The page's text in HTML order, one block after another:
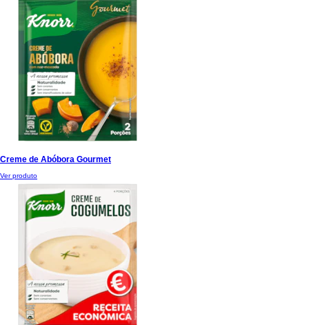
Creme de Abóbora Gourmet
Ver produto